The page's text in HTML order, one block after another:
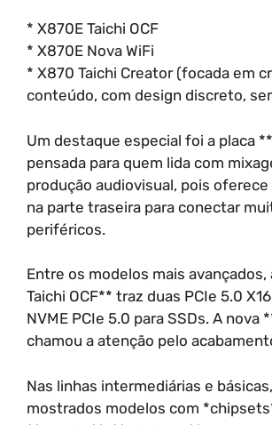
* X870E Taichi OCF
* X870E Nova WiFi
* X870 Taichi Creator (focada em
conteúdo, com design discreto,
Um destaque especial foi a placa
pensada para quem lida com
produção audiovisual, pois oferece
na parte traseira para conectar
periféricos.
Entre os modelos mais avançados,
Taichi OCF** traz duas PCIe 5.0
NVME PCIe 5.0 para SSDs. A nova
chamou a atenção pelo
Nas linhas intermediárias e
mostrados modelos com